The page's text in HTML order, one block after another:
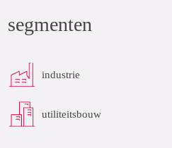
segmenten
industrie
utiliteitsbouw